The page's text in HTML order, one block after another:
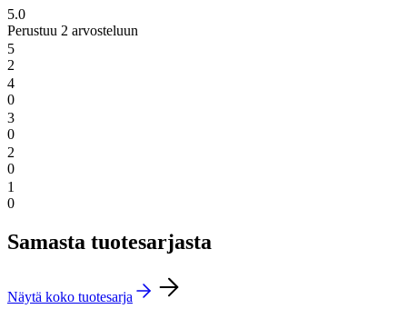
5.0
Perustuu 2 arvosteluun
5
2
4
0
3
0
2
0
1
0
Samasta tuotesarjasta
Näytä koko tuotesarja